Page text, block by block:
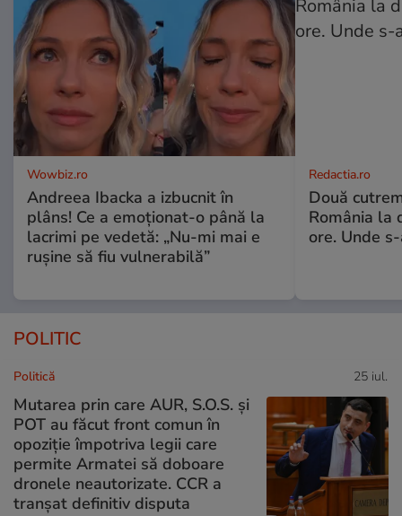
Wowbiz.ro
Andreea Ibacka a izbucnit în
plâns! Ce a emoționat-o până la
lacrimi pe vedetă: „Nu-mi mai e
rușine să fiu vulnerabilă”
Redactia.ro
Două
România la
ore. Unde
POLITIC
Politică 25 iul.
Mutarea prin care AUR, S.O.S. și
POT au făcut front comun în
opoziție împotriva legii care
permite Armatei să doboare
dronele neautorizate. CCR a
tranșat definitiv disputa